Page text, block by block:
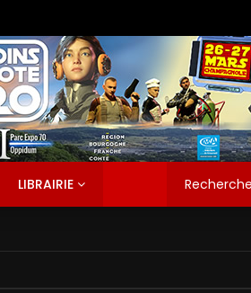
LIBRAIRIE